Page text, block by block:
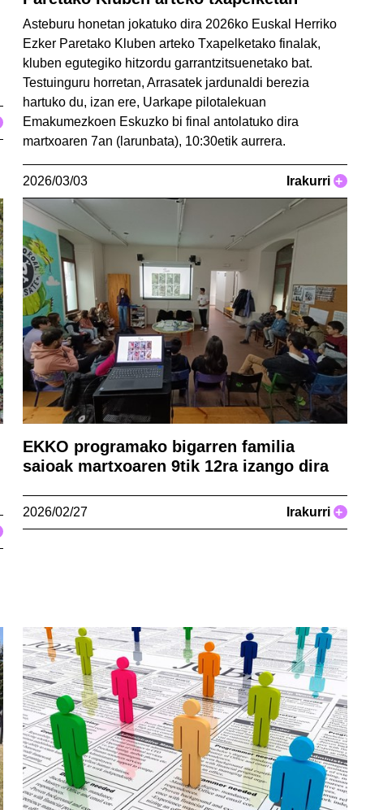
Asteburu honetan jokatuko dira 2026ko Euskal Herriko
Ezker Paretako Kluben arteko Txapelketako finalak,
kluben egutegiko hitzordu garrantzitsuenetako bat.
Testuinguru horretan, Arrasatek jardunaldi berezia
hartuko du, izan ere, Uarkape pilotalekuan
Emakumezkoen Eskuzko bi final antolatuko dira
martxoaren 7an (larunbata), 10:30etik aurrera.
2026/03/03 Irakurri +
EKKO programako bigarren familia
saioak martxoaren 9tik 12ra izango dira
2026/02/27 Irakurri +